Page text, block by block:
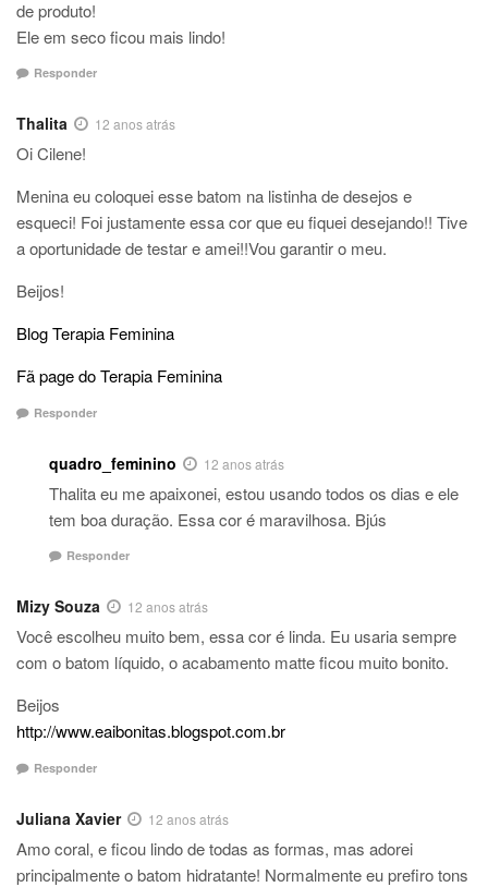
de produto!
Ele em seco ficou mais lindo!
Responder
Thalita 12 anos atrás
Oi Cilene!
Menina eu coloquei esse batom na listinha de desejos e
esqueci! Foi justamente essa cor que eu fiquei desejando!! Tive
a oportunidade de testar e amei!!Vou garantir o meu.
Beijos!
Blog Terapia Feminina
Fã page do Terapia Feminina
Responder
quadro_feminino 12 anos atrás
Thalita eu me apaixonei, estou usando todos os dias e ele
tem boa duração. Essa cor é maravilhosa. Bjús
Responder
Mizy Souza 12 anos atrás
Você escolheu muito bem, essa cor é linda. Eu usaria sempre
com o batom líquido, o acabamento matte ficou muito bonito.
Beijos
http://www.eaibonitas.blogspot.com.br
Responder
Juliana Xavier 12 anos atrás
Amo coral, e ficou lindo de todas as formas, mas adorei
principalmente o batom hidratante! Normalmente eu prefiro tons